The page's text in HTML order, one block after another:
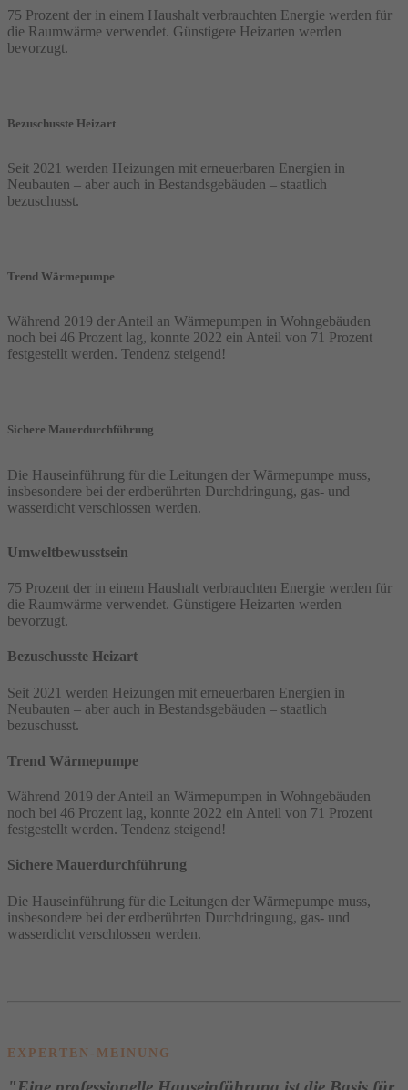
75 Prozent der in einem Haushalt verbrauchten Energie werden für
die Raumwärme verwendet. Günstigere Heizarten werden
bevorzugt.
Bezuschusste Heizart
Seit 2021 werden Heizungen mit erneuerbaren Energien in
Neubauten – aber auch in Bestandsgebäuden – staatlich
bezuschusst.
Trend Wärmepumpe
Während 2019 der Anteil an Wärmepumpen in Wohngebäuden
noch bei 46 Prozent lag, konnte 2022 ein Anteil von 71 Prozent
festgestellt werden. Tendenz steigend!
Sichere Mauerdurchführung
Die Hauseinführung für die Leitungen der Wärmepumpe muss,
insbesondere bei der erdberührten Durchdringung, gas- und
wasserdicht verschlossen werden.
Umweltbewusstsein
75 Prozent der in einem Haushalt verbrauchten Energie werden für
die Raumwärme verwendet. Günstigere Heizarten werden
bevorzugt.
Bezuschusste Heizart
Seit 2021 werden Heizungen mit erneuerbaren Energien in
Neubauten – aber auch in Bestandsgebäuden – staatlich
bezuschusst.
Trend Wärmepumpe
Während 2019 der Anteil an Wärmepumpen in Wohngebäuden
noch bei 46 Prozent lag, konnte 2022 ein Anteil von 71 Prozent
festgestellt werden. Tendenz steigend!
Sichere Mauerdurchführung
Die Hauseinführung für die Leitungen der Wärmepumpe muss,
insbesondere bei der erdberührten Durchdringung, gas- und
wasserdicht verschlossen werden.
EXPERTEN-MEINUNG